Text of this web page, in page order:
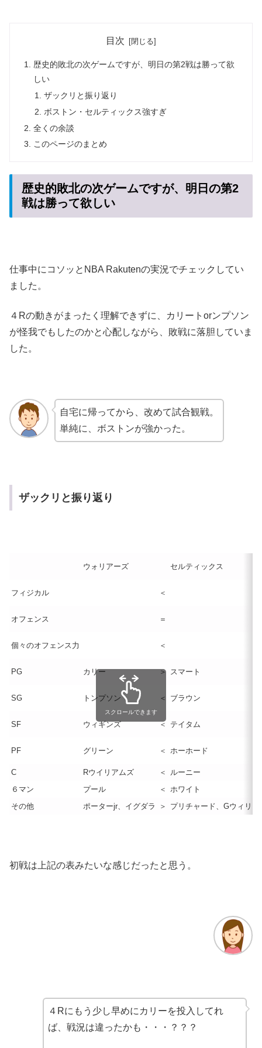
目次
歴史的敗北の次ゲームですが、明日の第2戦は勝って欲
しい
ザックリと振り返り
ボストン・セルティックス強すぎ
全くの余談
このページのまとめ
歴史的敗北の次ゲームですが、明日の第2
戦は勝って欲しい
仕事中にコソッとNBA Rakutenの実況でチェックしてい
ました。
４Rの動きがまったく理解できずに、カリートorンプソン
が怪我でもしたのかと心配しながら、敗戦に落胆していま
した。
自宅に帰ってから、改めて試合観戦。
単純に、ボストンが強かった。
ザックリと振り返り
ウォリアーズ セルティックス
フィジカル ＜
オフェンス ＝
個々のオフェンス力 ＜
PG カリー ＞ スマート
SG トンプソン ＜ ブラウン
SF ウィギンズ ＜ テイタム
PF グリーン ＜ ホーホード
C Rウイリアムズ ＜
ルーニー
６マン
プール ＜
ホワイト
その他
ポーターjr、イグダラ ＞ プリチャード、Gウィリ
スクロールできます
初戦は上記の表みたいな感じだったと思う。
４Rにもう少し早めにカリーを投入してれ
ば、戦況は違ったかも・・・？？？